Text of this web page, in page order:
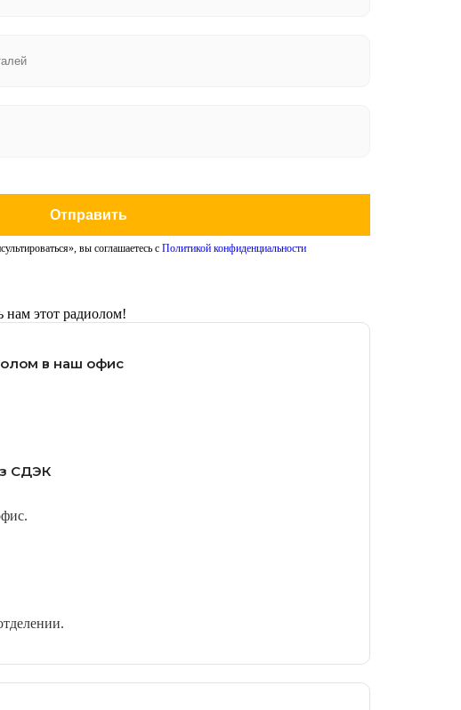
Отправить
вы соглашаетесь сПолитикой конфиденциальности
нам этот радиолом!
в наш офис
СДЭК